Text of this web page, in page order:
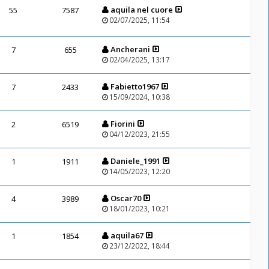
55 7587 aquila nel cuore
02/07/2025, 11:54
7 655 Ancherani
02/04/2025, 13:17
7 2433 Fabietto1967
15/09/2024, 10:38
2 6519 Fiorini
04/12/2023, 21:55
1 1911 Daniele_1991
14/05/2023, 12:20
4 3989 Oscar70
18/01/2023, 10:21
1 1854 aquila67
23/12/2022, 18:44